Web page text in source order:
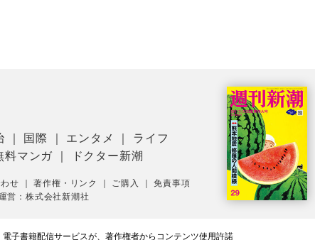
国際 エンタメ
ライフ
料マンガ ドクター新潮
せ ｜著作権・リンク ｜ ご購入 ｜免責事項
営：株式会社新潮社
子書籍配信サービスが、著作権者からコンテンツ使用許諾